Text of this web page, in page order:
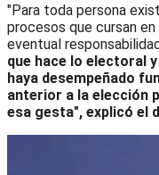
"Para toda persona
procesos que cursan
eventual
que hace lo electoral
haya desempeñado
anterior a la elección
esa gesta", explicó el